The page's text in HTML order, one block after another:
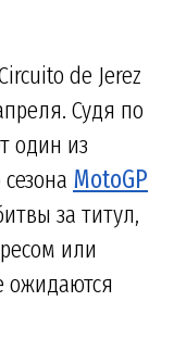
de Jerez
Судя по
один из
MotoGP
за титул,
или
ожидаются